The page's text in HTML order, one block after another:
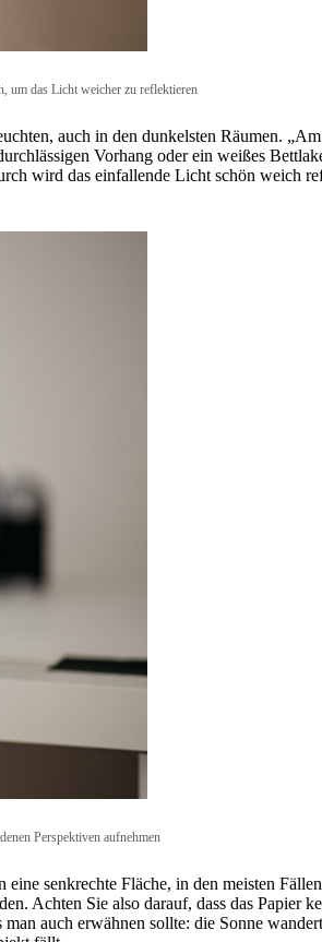
um das Licht weicher zu reflektieren
auch in den dunkelsten Räumen.
Vorhang oder ein weißes
wird das einfallende Licht schön weich
Perspektiven aufnehmen
senkrechte Fläche, in den meisten
Achten Sie also darauf, dass das Papier
auch erwähnen sollte: die Sonne